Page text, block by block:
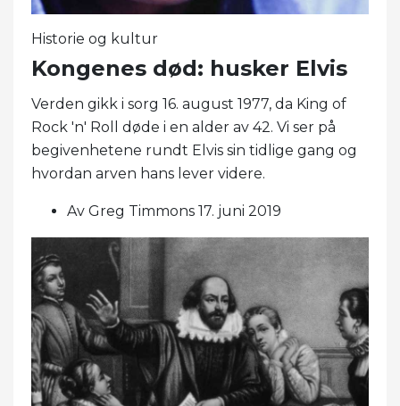
Historie og kultur
Kongenes død: husker Elvis
Verden gikk i sorg 16. august 1977, da King of
Rock 'n' Roll døde i en alder av 42. Vi ser på
begivenhetene rundt Elvis sin tidlige gang og
hvordan arven hans lever videre.
Av Greg Timmons 17. juni 2019